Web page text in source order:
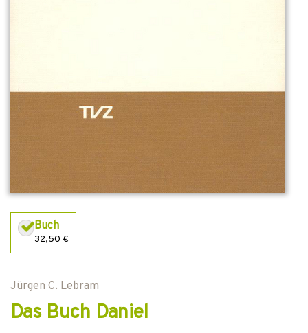
Buch
32,50 €
Jürgen C. Lebram
Das Buch Daniel